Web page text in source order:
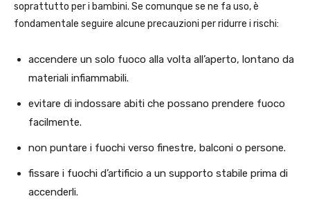
soprattutto per i bambini. Se comunque se ne fa uso, è
fondamentale seguire alcune precauzioni per ridurre i rischi:
accendere un solo fuoco alla volta all’aperto, lontano da
materiali infiammabili.
evitare di indossare abiti che possano prendere fuoco
facilmente.
non puntare i fuochi verso finestre, balconi o persone.
fissare i fuochi d’artificio a un supporto stabile prima di
accenderli.